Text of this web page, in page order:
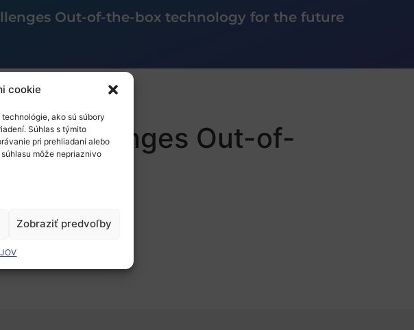
cookie
ako sú súbory
Súhlas s týmito
pri prehliadaní alebo
môže nepriaznivo
Zobraziť predvoľby
Out-of-the-box technology for the future
Challenges Out-of-